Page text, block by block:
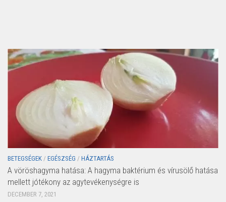
BETEGSÉGEK / EGÉSZSÉG / HÁZTARTÁS
A vöröshagyma hatása: A hagyma baktérium és vírusölő hatása
mellett jótékony az agytevékenységre is
DECEMBER 7, 2021